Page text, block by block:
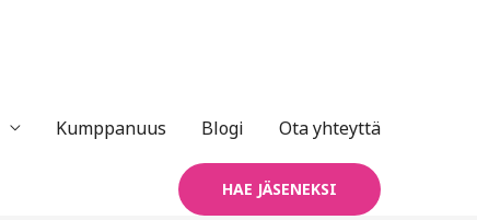
Kumppanuus Blogi Ota yhteyttä
HAE JÄSENEKSI